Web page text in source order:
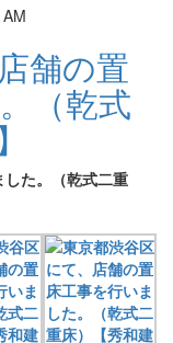
舗の置
（乾式
た。（乾式二重